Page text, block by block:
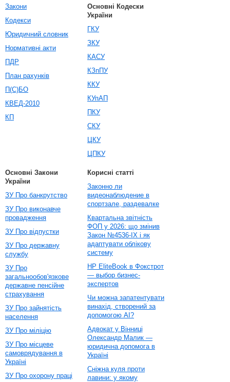
Закони
Кодекси
Юридичний словник
Нормативні акти
ПДР
План рахунків
П(С)БО
КВЕД-2010
КП
Основні Кодески
України
ГКУ
ЗКУ
КАСУ
КЗпПУ
ККУ
КУпАП
ПКУ
СКУ
ЦКУ
ЦПКУ
Основні Закони
України
ЗУ Про банкрутство
ЗУ Про виконавче
провадження
ЗУ Про відпустки
ЗУ Про державну
службу
ЗУ Про
загальнообов'язкове
державне пенсійне
страхування
ЗУ Про зайнятість
населення
ЗУ Про міліцію
ЗУ Про місцеве
самоврядування в
Україні
ЗУ Про охорону праці
Корисні статті
Законно ли
видеонаблюдение в
спортзале, раздевалке
Квартальна звітність
ФОП у 2026: що змінив
Закон №4536-IX і як
адаптувати облікову
систему
HP EliteBook в Фокстрот
— выбор бизнес-
экспертов
Чи можна запатентувати
винахід, створений за
допомогою AI?
Адвокат у Вінниці
Олександр Малик —
юридична допомога в
Україні
Сніжна куля проти
лавини: у якому